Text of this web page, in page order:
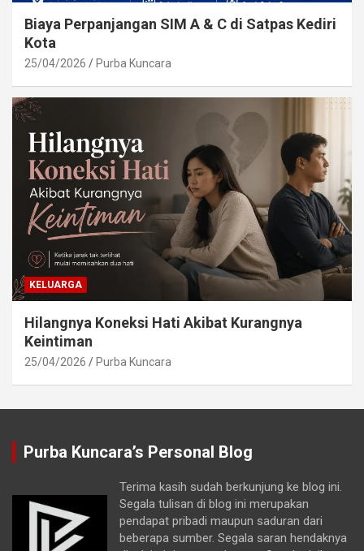
Biaya Perpanjangan SIM A & C di Satpas Kediri
Kota
25/04/2026 Purba Kuncara
KELUARGA
Hilangnya Koneksi Hati Akibat Kurangnya
Keintiman
25/04/2026 Purba Kuncara
Purba Kuncara’s Personal Blog
Terima kasih sudah berkunjung ke blog ini.
Segala tulisan di blog ini merupakan
pendapat pribadi maupun saduran dari
beberapa sumber. Segala saran hendaknya